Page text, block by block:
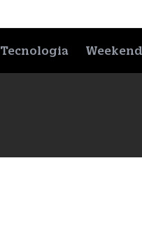
Tecnologia Weekend